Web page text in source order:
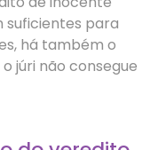
suficientes para
há também o
júri não consegue